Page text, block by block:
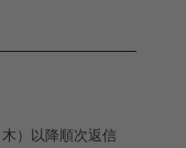
）以降順次返信